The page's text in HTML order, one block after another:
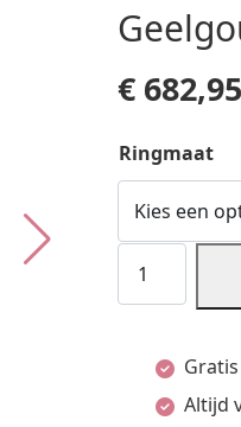
€ 682,95
Ringmaat
Vintage
Ring
GeelgoudAltijd